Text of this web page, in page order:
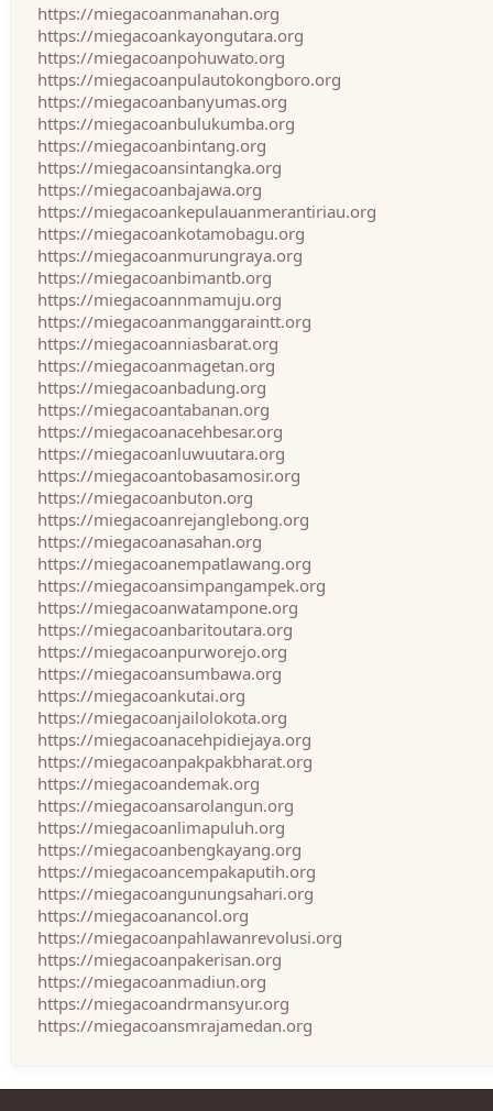
https://miegacoanmanahan.org
https://miegacoankayongutara.org
https://miegacoanpohuwato.org
https://miegacoanpulautokongboro.org
https://miegacoanbanyumas.org
https://miegacoanbulukumba.org
https://miegacoanbintang.org
https://miegacoansintangka.org
https://miegacoanbajawa.org
https://miegacoankepulauanmerantiriau.org
https://miegacoankotamobagu.org
https://miegacoanmurungraya.org
https://miegacoanbimantb.org
https://miegacoannmamuju.org
https://miegacoanmanggaraintt.org
https://miegacoanniasbarat.org
https://miegacoanmagetan.org
https://miegacoanbadung.org
https://miegacoantabanan.org
https://miegacoanacehbesar.org
https://miegacoanluwuutara.org
https://miegacoantobasamosir.org
https://miegacoanbuton.org
https://miegacoanrejanglebong.org
https://miegacoanasahan.org
https://miegacoanempatlawang.org
https://miegacoansimpangampek.org
https://miegacoanwatampone.org
https://miegacoanbaritoutara.org
https://miegacoanpurworejo.org
https://miegacoansumbawa.org
https://miegacoankutai.org
https://miegacoanjailolokota.org
https://miegacoanacehpidiejaya.org
https://miegacoanpakpakbharat.org
https://miegacoandemak.org
https://miegacoansarolangun.org
https://miegacoanlimapuluh.org
https://miegacoanbengkayang.org
https://miegacoancempakaputih.org
https://miegacoangunungsahari.org
https://miegacoanancol.org
https://miegacoanpahlawanrevolusi.org
https://miegacoanpakerisan.org
https://miegacoanmadiun.org
https://miegacoandrmansyur.org
https://miegacoansmrajamedan.org